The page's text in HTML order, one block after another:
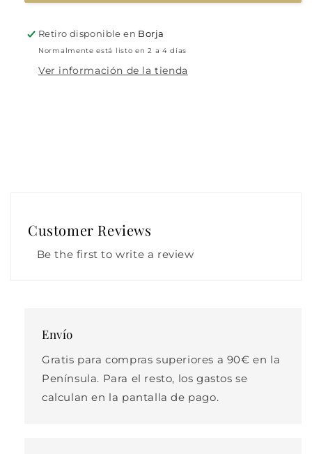
Retiro disponible en Borja
Normalmente está listo en 2 a 4 días
Ver información de la tienda
Customer Reviews
Be the first to write a review
Envío
Gratis para compras superiores a 90€ en la
Península. Para el resto, los gastos se
calculan en la pantalla de pago.